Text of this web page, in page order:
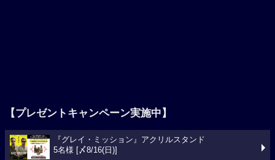
【プレゼントキャンペーン実施中】
『グレイ・ミッション』アクリルスタンド
5名様 [〆8/16(日)]